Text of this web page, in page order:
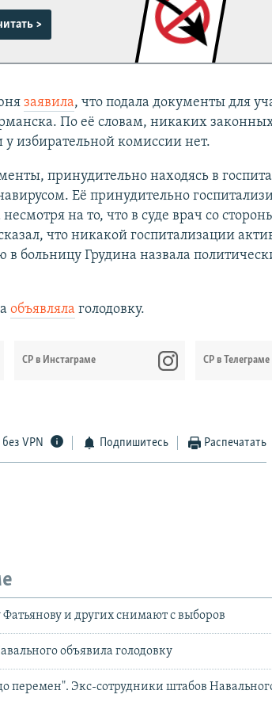
>
заявила, что подала документы для
По её словам, никаких
у избирательной комиссии нет.
принудительно находясь в
Её принудительно
на то, что в суде врач со
что никакой госпитализации
в больницу Грудина назвала
объявляла голодовку.
CР в Инстаграме СР в Телеграме
VPN Подпишитесь Распечатать
и других снимают с выборов
объявила голодовку
перемен". Экс-сотрудники штабов